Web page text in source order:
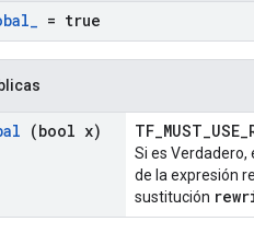
_ = true
(bool x)
Si es Verdadero,
de la expresión
sustitución